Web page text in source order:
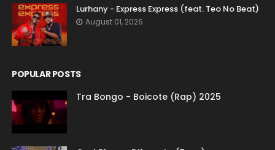
Lurhany - Express Express (feat. Teo No Beat)
August 01, 2026
POPULAR POSTS
Tra Bongo - Boicote (Rap) 2025